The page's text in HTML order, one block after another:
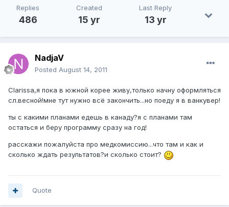
Replies
486
Created
15 yr
Last Reply
13 yr
NadjaV
Posted August 14, 2011
Clarissa,я пока в южной корее живу,только начну оформляться
сл.весной!мне тут нужно всё закончить...но поеду я в ванкувер!
ты с какими планами едешь в канаду?я с планами там
остаться и беру программу сразу на год!
расскажи пожалуйста про медкомиссию...что там и как и
сколько ждать результатов?и сколько стоит?
Quote